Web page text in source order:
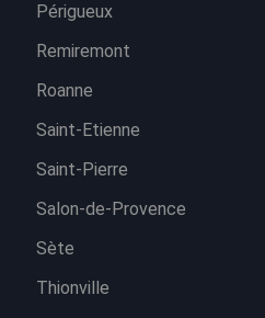
Périgueux
Remiremont
Roanne
Saint-Etienne
Saint-Pierre
Salon-de-Provence
Sète
Thionville